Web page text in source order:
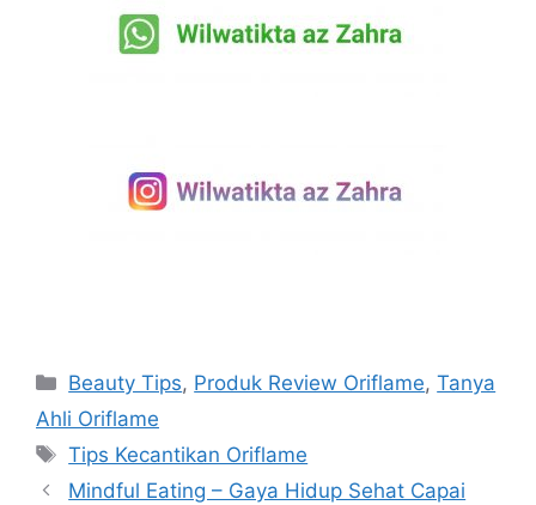
Beauty Tips, Produk Review Oriflame,Tanya
Ahli Oriflame
Tips Kecantikan Oriflame
Mindful Eating – Gaya Hidup Sehat Capai